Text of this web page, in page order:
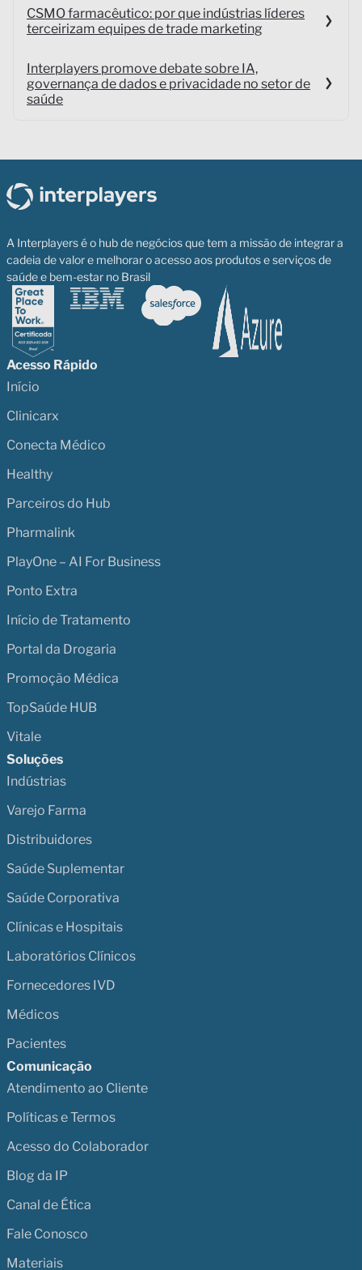
CSMO farmacêutico: por que indústrias líderes
terceirizam equipes de trade marketing
Interplayers promove debate sobre IA,
governança de dados e privacidade no setor de
saúde
A Interplayers é o hub de negócios que tem a missão de integrar a
cadeia de valor e melhorar o acesso aos produtos e serviços de
saúde e bem-estar no Brasil
Acesso Rápido
Início
Clinicarx
Conecta Médico
Healthy
Parceiros do Hub
Pharmalink
PlayOne – AI For Business
Ponto Extra
Início de Tratamento
Portal da Drogaria
Promoção Médica
TopSaúde HUB
Vitale
Soluções
Indústrias
Varejo Farma
Distribuidores
Saúde Suplementar
Saúde Corporativa
Clínicas e Hospitais
Laboratórios Clínicos
Fornecedores IVD
Médicos
Pacientes
Comunicação
Atendimento ao Cliente
Políticas e Termos
Acesso do Colaborador
Blog da IP
Canal de Ética
Fale Conosco
Materiais